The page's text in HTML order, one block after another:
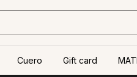
Cuero Gift card